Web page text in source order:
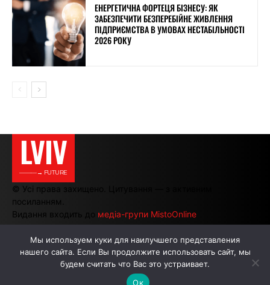
ЕНЕРГЕТИЧНА ФОРТЕЦЯ БІЗНЕСУ: ЯК
ЗАБЕЗПЕЧИТИ БЕЗПЕРЕБІЙНЕ ЖИВЛЕННЯ
ПІДПРИЄМСТВА В УМОВАХ НЕСТАБІЛЬНОСТІ
2026 РОКУ
LVIV
———→ FUTURE
© Усі права захищено. Цитування — з активним
посиланням.
Видання входить до медіа-групи MistoOnline
АВТОРИ РЕКЛАМА НА САЙТІ
Мы используем куки для наилучшего представления
нашего сайта. Если Вы продолжите использовать сайт, мы
будем считать что Вас это устраивает.
Ок